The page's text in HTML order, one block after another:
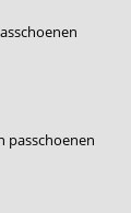
passchoenen